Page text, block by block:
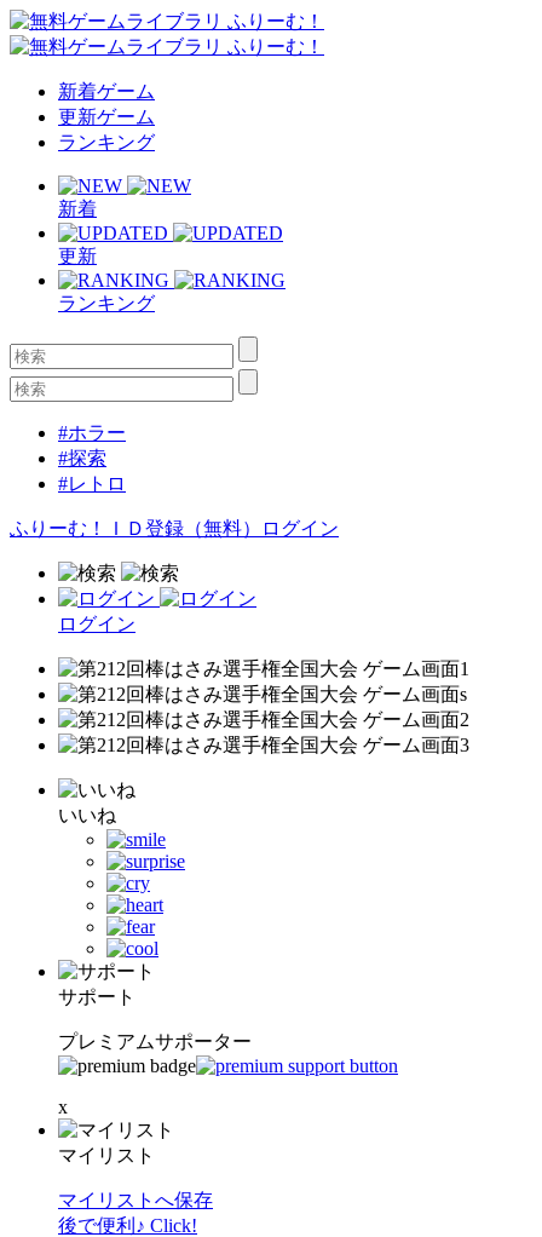
新着ゲーム
更新ゲーム
ランキング
新着
更新
ランキング
#ホラー
#探索
#レトロ
ふりーむ！ＩＤ登録（無料） ログイン
ログイン
いいね
サポート
プレミアムサポーター
x
マイリスト
マイリストへ保存
後で便利♪ Click!